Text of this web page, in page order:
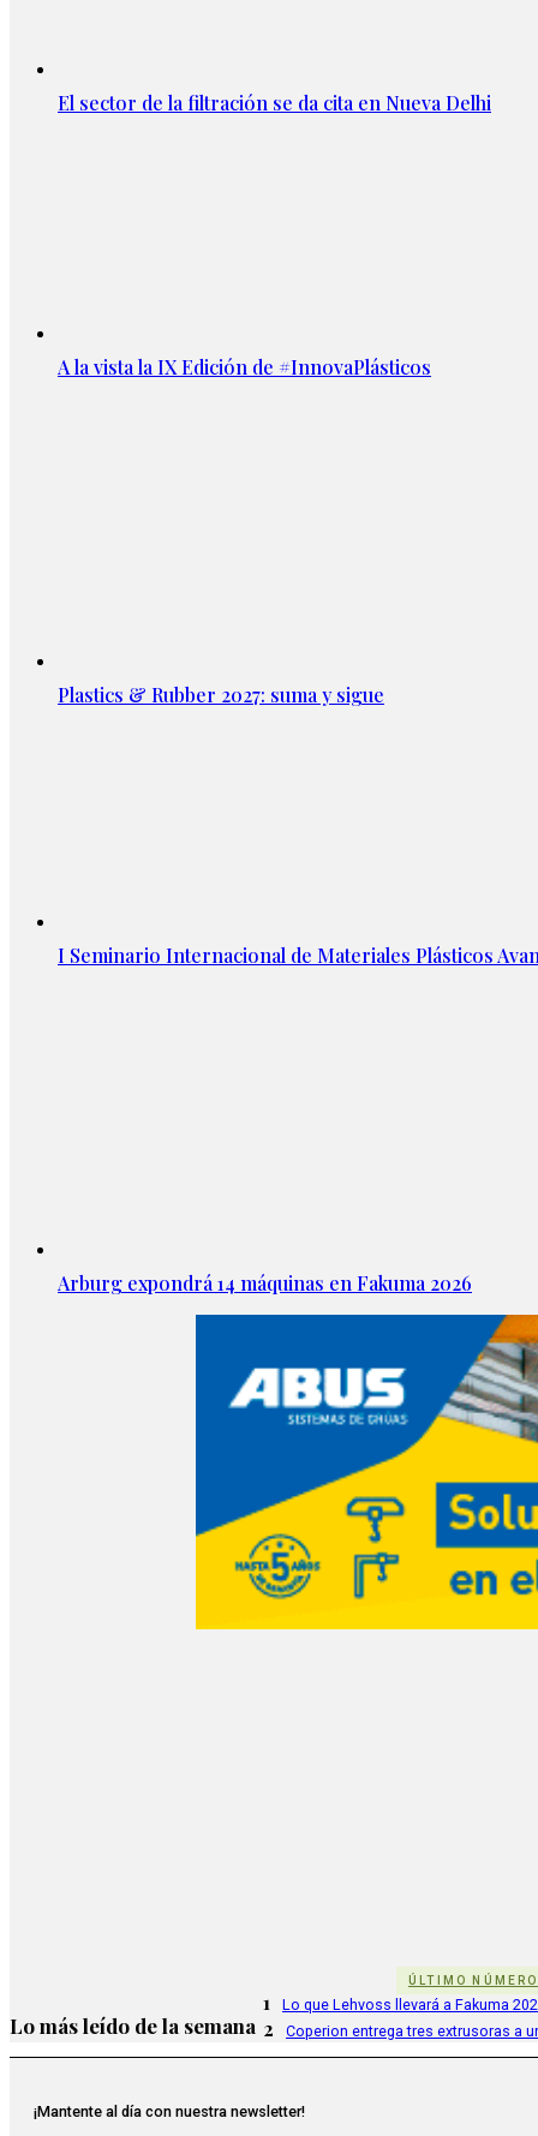
El sector de la filtración se da cita en Nueva Delhi
A la vista la IX Edición de #InnovaPlásticos
Plastics & Rubber 2027: suma y sigue
I Seminario Internacional de Materiales Plásticos
Arburg expondrá 14 máquinas en Fakuma 2026
ÚLTIMO NÚMERO
Lo más leído de la semana
1 Lo que Lehvoss llevará a Fakuma
2 Coperion entrega tres extrusoras a
¡Mantente al día con nuestra newsletter!